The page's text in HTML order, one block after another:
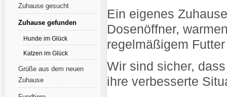
Zuhause gesucht
Zuhause gefunden
Hunde im Glück
Katzen im Glück
Grüße aus dem neuen
Zuhause
Ein eigenes
Dosenöffner,
regelmäßigem
Wir sind sicher,
ihre verbesserte